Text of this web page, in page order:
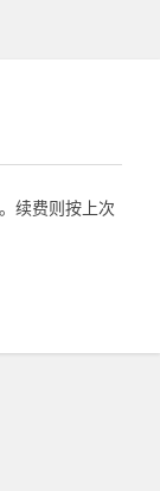
续费则按上次